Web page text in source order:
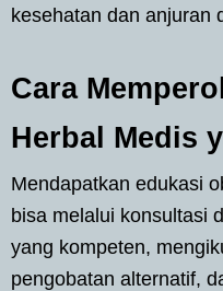
kesehatan dan anjuran
Cara
Herbal Medis
Mendapatkan edukasi
bisa melalui konsultasi
yang kompeten,
pengobatan alternatif,